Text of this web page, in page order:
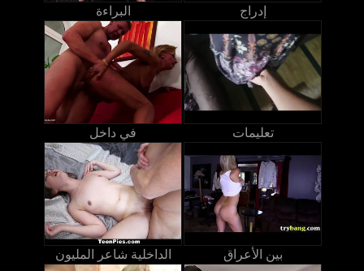
البراءة إدراج
في داخل تعليمات
الداخلية شاعر المليون بين الأعراق